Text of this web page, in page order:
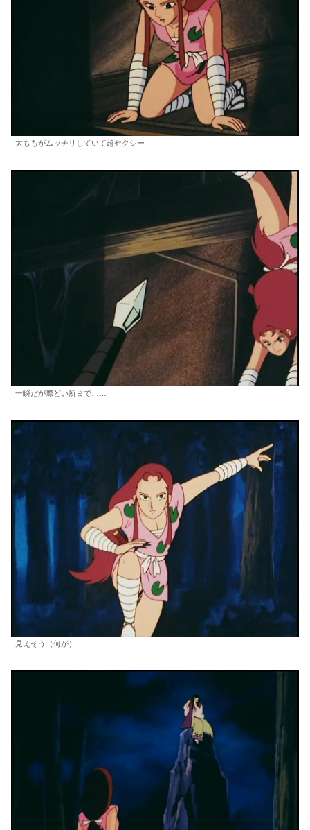
太ももがムッチリしていて超セクシー
一瞬だが際どい所まで……
見えそう（何が）